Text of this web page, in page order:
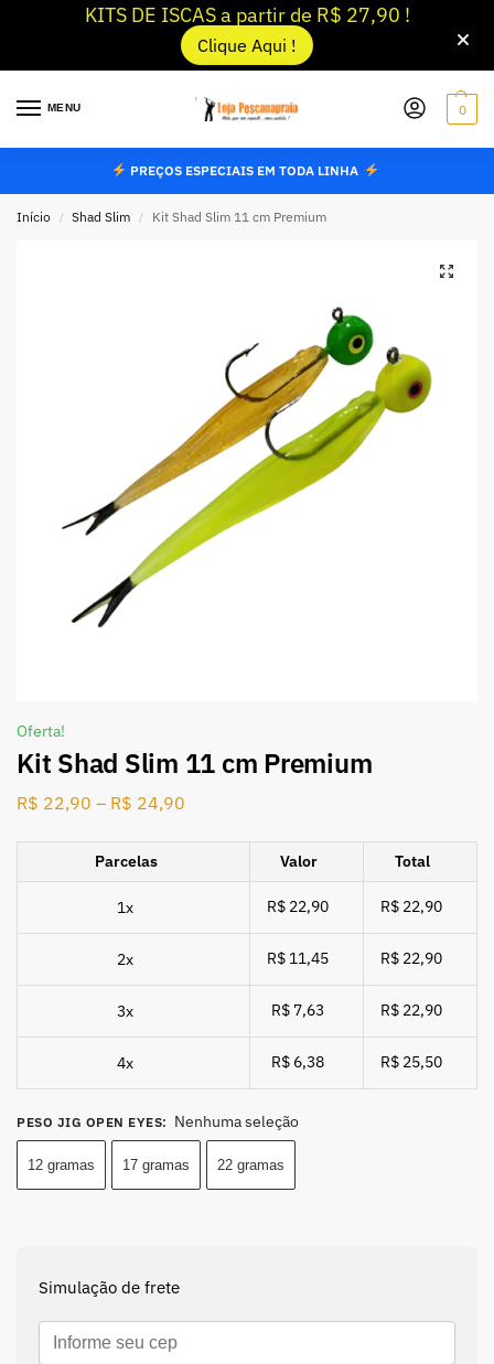
KITS DE ISCAS a partir de R$ 27,90 !
Clique Aqui !
MENU 0
PREÇOS ESPECIAIS EM TODA LINHA
Início / Shad Slim / Kit Shad Slim 11 cm Premium
Oferta!
Kit Shad Slim 11 cm Premium
R$ 22,90 – R$ 24,90
Parcelas Valor Total
1x R$ 22,90 R$ 22,90
2x R$ 11,45 R$ 22,90
3x R$ 7,63 R$ 22,90
4x R$ 6,38 R$ 25,50
PESO JIG OPEN EYES: Nenhuma seleção
12 gramas 17 gramas 22 gramas
Simulação de frete